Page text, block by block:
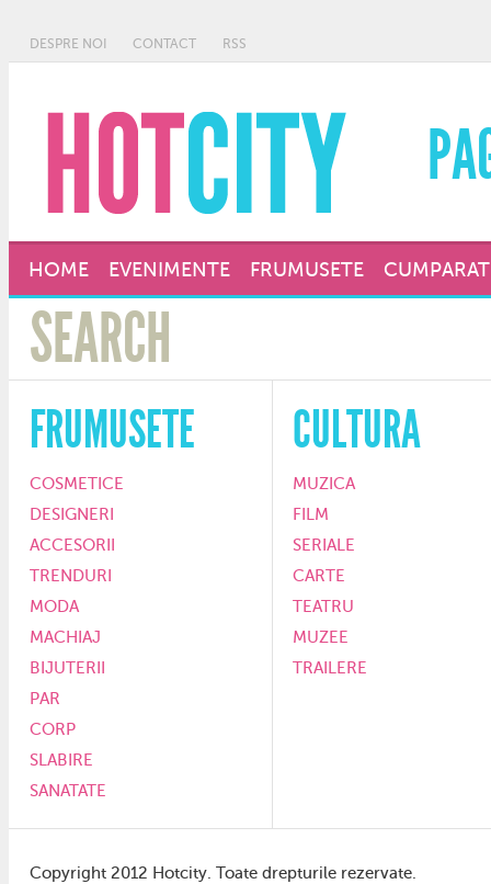
DESPRE NOI CONTACT RSS
HOME EVENIMENTE FRUMUSETE
FRUMUSETE
COSMETICE
DESIGNERI
ACCESORII
TRENDURI
MODA
MACHIAJ
BIJUTERII
PAR
CORP
SLABIRE
SANATATE
CULTURA
MUZICA
FILM
SERIALE
CARTE
TEATRU
MUZEE
TRAILERE
Copyright 2012 Hotcity. Toate drepturile rezervate.